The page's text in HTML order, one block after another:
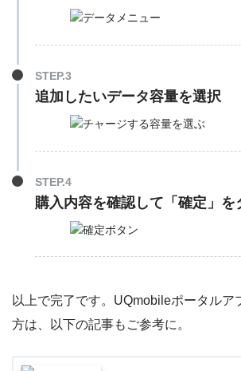
STEP.3
追加したいデータ容量を選択
STEP.4
購入内容を確認して「確定」を
以上で完了です。UQmobileポータルア
方は、以下の記事もご参考に。